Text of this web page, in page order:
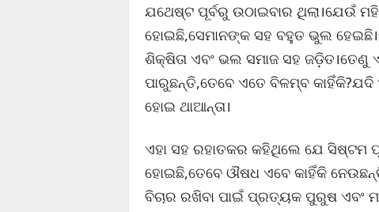
ଯଥେଷ୍ଟ ପୂର୍ବରୁ ଉଠାଇବାର ଥିଲା।ଯେଉଁ
ହୋଇଛି,ସେମାନଙ୍କ ସହ ବହୁତ ଭୁଲ
ଶିକ୍ଷିତା ଏବଂ ଭଲ ସମାଜ ସହ ଜଡ଼ିତ।ତେଣୁ
ପାରୁଛନ୍ତି,ତେବେ ଏତେ ବିଳମ୍ବ
ହୋଇ ଥାଆନ୍ତା।
ଏହା ସହ ରହାତକର କହିଥିଲେ ଯେ ସିଷ୍ଟମ
ହୋଇଛି,ତେବେ ଔଷଧ ଏବେ କାହିଁକି
ବିଚାର ରଖିବା ପାଇଁ ପ୍ରତ୍ୟକ ପୁରୁଷ ଏବଂ